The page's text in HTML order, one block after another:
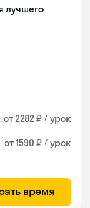
лучшего
от 2282 ₽ / урок
от 1590 ₽ / урок
время